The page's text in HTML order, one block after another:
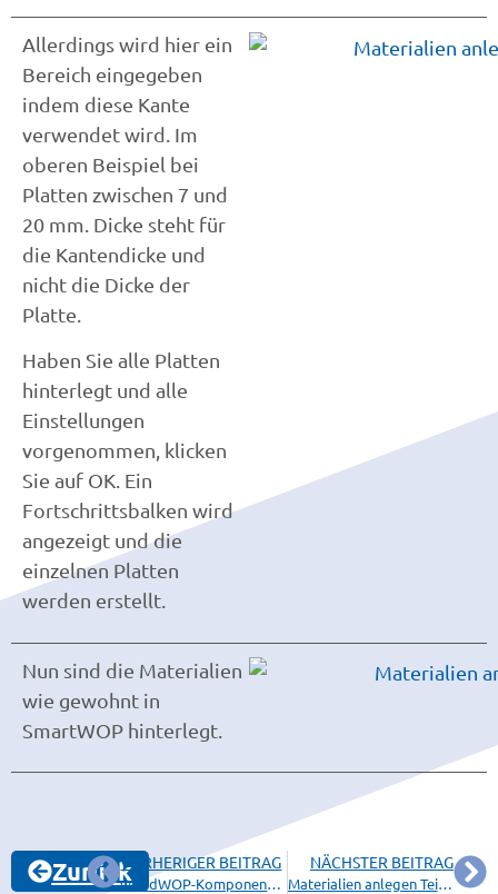
Allerdings wird hier ein
Bereich eingegeben
indem diese Kante
verwendet wird. Im
oberen Beispiel bei
Platten zwischen 7 und
20 mm. Dicke steht für
die Kantendicke und
nicht die Dicke der
Platte.
Haben Sie alle Platten
hinterlegt und alle
Einstellungen
vorgenommen, klicken
Sie auf OK. Ein
Fortschrittsbalken wird
angezeigt und die
einzelnen Platten
werden erstellt.
Nun sind die Materialien
wie gewohnt in
SmartWOP hinterlegt.
ZurückVORHERIGER BEITRAG
woodWOP-Komponente als freie Bearbeitung
NÄCHSTER BEITRAG
Materialien anlegen Teil 2 – Schichten